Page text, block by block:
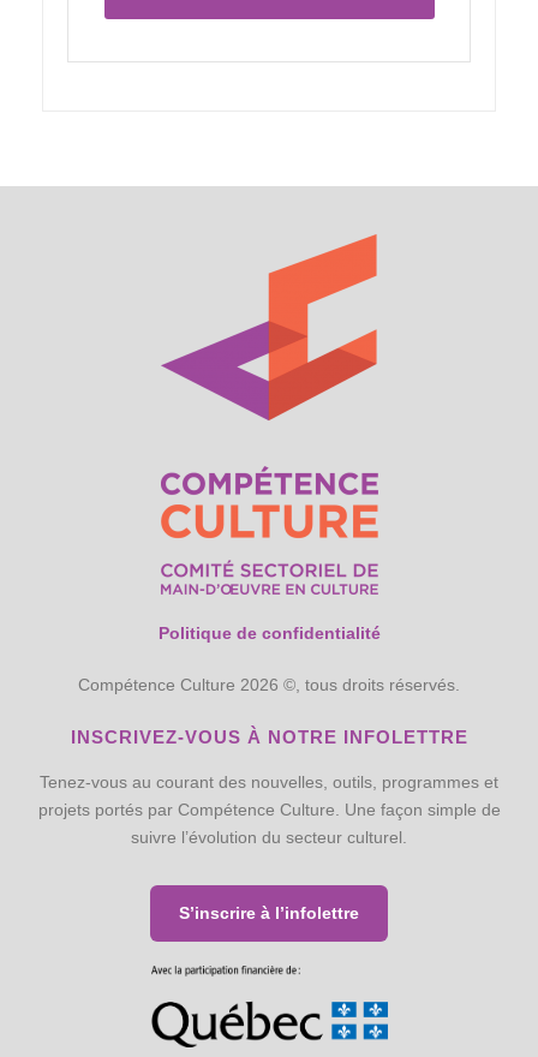
Politique de confidentialité
Compétence Culture 2026 ©, tous droits réservés.
INSCRIVEZ-VOUS À NOTRE INFOLETTRE
Tenez-vous au courant des nouvelles, outils, programmes et
projets portés par Compétence Culture. Une façon simple de
suivre l’évolution du secteur culturel.
S’inscrire à l’infolettre